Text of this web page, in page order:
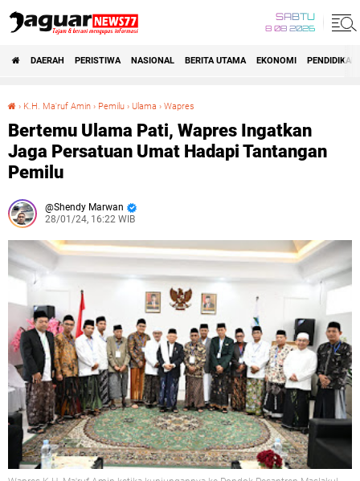
SABTU
8 08 2026
DAERAH PERISTIWA NASIONAL BERITA UTAMA EKONOMI PENDIDIKAN
› K.H. Ma'ruf Amin › Pemilu › Ulama › Wapres
Bertemu Ulama Pati, Wapres Ingatkan
Jaga Persatuan Umat Hadapi Tantangan
Pemilu
Shendy Marwan
28/01/24, 16:22 WIB